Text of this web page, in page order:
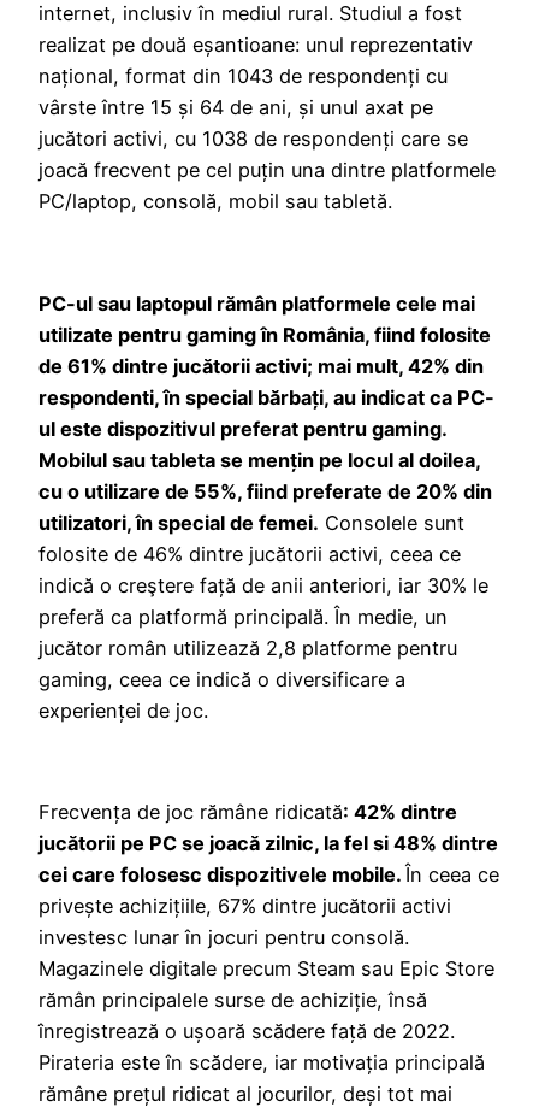
internet, inclusiv în mediul rural. Studiul a fost
realizat pe două eșantioane: unul reprezentativ
național, format din 1043 de respondenți cu
vârste între 15 și 64 de ani, și unul axat pe
jucători activi, cu 1038 de respondenți care se
joacă frecvent pe cel puțin una dintre platformele
PC/laptop, consolă, mobil sau tabletă.
PC-ul sau laptopul rămân platformele cele mai
utilizate pentru gaming în România, fiind folosite
de 61% dintre jucătorii activi; mai mult, 42% din
respondenti, în special bărbați, au indicat ca PC-
ul este dispozitivul preferat pentru gaming.
Mobilul sau tableta se mențin pe locul al doilea,
cu o utilizare de 55%, fiind preferate de 20% din
utilizatori, în special de femei. Consolele sunt
folosite de 46% dintre jucătorii activi, ceea ce
indică o creştere față de anii anteriori, iar 30% le
preferă ca platformă principală. În medie, un
jucător român utilizează 2,8 platforme pentru
gaming, ceea ce indică o diversificare a
experienței de joc.
Frecvența de joc rămâne ridicată: 42% dintre
jucătorii pe PC se joacă zilnic, la fel si 48% dintre
cei care folosesc dispozitivele mobile. În ceea ce
privește achizițiile, 67% dintre jucătorii activi
investesc lunar în jocuri pentru consolă.
Magazinele digitale precum Steam sau Epic Store
rămân principalele surse de achiziție, însă
înregistrează o ușoară scădere față de 2022.
Pirateria este în scădere, iar motivația principală
rămâne prețul ridicat al jocurilor, deși tot mai